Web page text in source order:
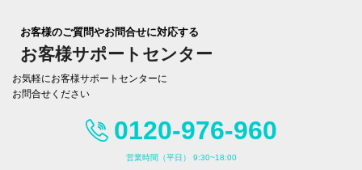
お客様のご質問やお問合せに対応する
お客様サポートセンター
お気軽にお客様サポートセンターに
お問合せください
0120-976-960
営業時間（平日） 9:30~18:00